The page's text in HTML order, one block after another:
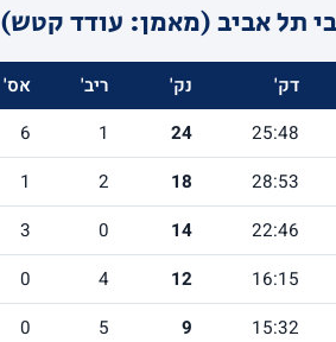
תל אביב (מאמן: עודד קטש)
דק' נק' ריב' אס'
25:48
24
1
6
28:53
18
2
1
22:46
14
0
3
16:15
12
4
0
15:32
9
5
0